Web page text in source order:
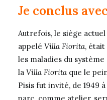
Je conclus
Autrefois, le siège
appelé Villa Fiorita, était
les maladies du
la Villa Fiorita que le
Pisis fut invité, de 1949